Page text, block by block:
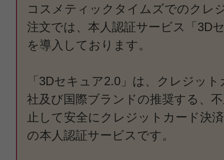
コスメティックタイムズでのクレ
注文では、本人認証サービス「3D
を導入しております。
「3Dセキュア2.0」は、クレジッ
社及び国際ブランドの推奨する、
止して安全にクレジットカード決
の本人認証サービスです。